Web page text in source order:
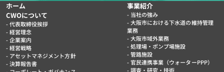
ホーム
CWOについて
代表取締役挨拶
経営理念
企業案内
経営戦略
アセットマネジメント方針
決算報告書
事業紹介
当社の強み
大阪市における下水道の維持管理
業務
大阪市域外業務
処理場・ポンプ場施設
管路施設
官民連携事業（ウォーターPPP）
調査・研究・技術